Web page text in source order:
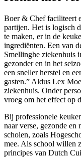
Boer & Chef faciliteert
partijen. Het is logisch
te maken, er in de
ingrediënten. Een van
Smellinghe ziekenhuis
gezonder en in het
een sneller herstel en
gasten.” Aldus Lex
ziekenhuis. Onder
vroeg om het effect op
Bij professionele
naar verse, gezonde en
scholen, zoals
mee. Als school willen
principes van Dutch